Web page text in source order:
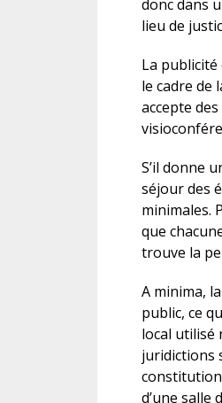
donc dans
lieu de
La
le cadre de
accepte
S’il donne
séjour des
minimales.
que
trouve la
A minima,
public, ce
local utilisé
juridictions
d’une salle